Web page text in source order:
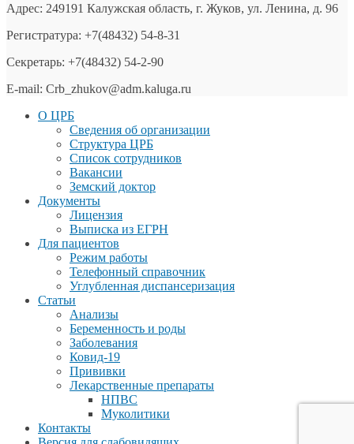
Адрес: 249191 Калужская область, г. Жуков, ул. Ленина, д. 96
Регистратура: +7(48432) 54-8-31
Секретарь: +7(48432) 54-2-90
E-mail: Crb_zhukov@adm.kaluga.ru
О ЦРБ
Сведения об организации
Структура ЦРБ
Список сотрудников
Вакансии
Земский доктор
Документы
Лицензия
Выписка из ЕГРН
Для пациентов
Режим работы
Телефонный справочник
Углубленная диспансеризация
Статьи
Анализы
Беременность и роды
Заболевания
Ковид-19
Прививки
Лекарственные препараты
НПВС
Муколитики
Контакты